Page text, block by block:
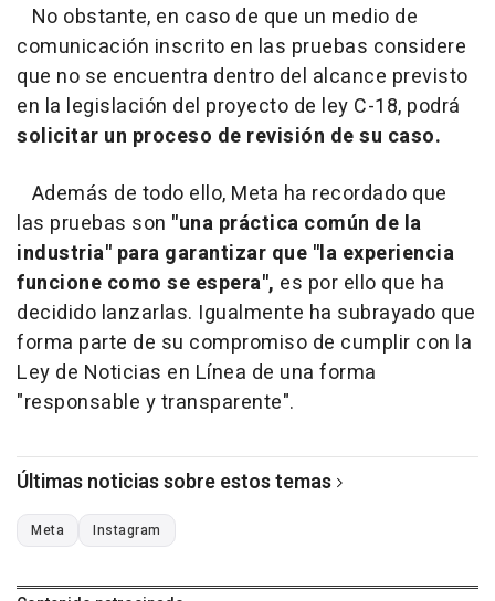
No obstante, en caso de que un medio de
comunicación inscrito en las pruebas considere
que no se encuentra dentro del alcance previsto
en la legislación del proyecto de ley C-18, podrá
solicitar un proceso de revisión de su caso.
Además de todo ello, Meta ha recordado que
las pruebas son "una práctica común de la
industria" para garantizar que "la experiencia
funcione como se espera", es por ello que ha
decidido lanzarlas. Igualmente ha subrayado que
forma parte de su compromiso de cumplir con la
Ley de Noticias en Línea de una forma
"responsable y transparente".
Últimas noticias sobre estos temas
Meta Instagram